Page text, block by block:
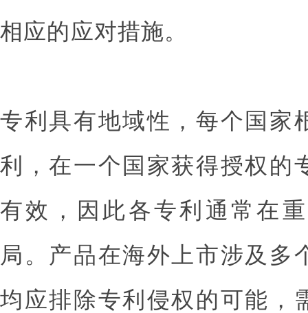
相应的应对措施。
专利具有地域性，每个国家
利，在一个国家获得授权的
有效，因此各专利通常在
局。产品在海外上市涉及多
均应排除专利侵权的可能，